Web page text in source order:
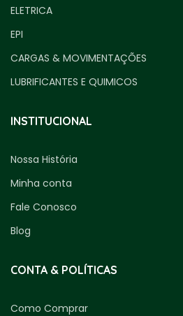
ELETRICA
EPI
CARGAS & MOVIMENTAÇÕES
LUBRIFICANTES E QUIMICOS
INSTITUCIONAL
Nossa História
Minha conta
Fale Conosco
Blog
CONTA & POLÍTICAS
Como Comprar